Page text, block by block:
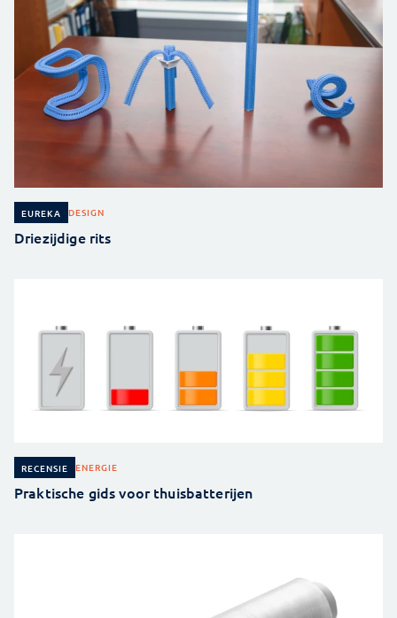
EUREKA DESIGN
Driezijdige rits
RECENSIE ENERGIE
Praktische gids voor thuisbatterijen